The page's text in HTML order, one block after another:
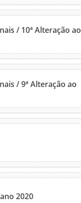
/ 10ª Alteração ao
/ 9ª Alteração ao
2020